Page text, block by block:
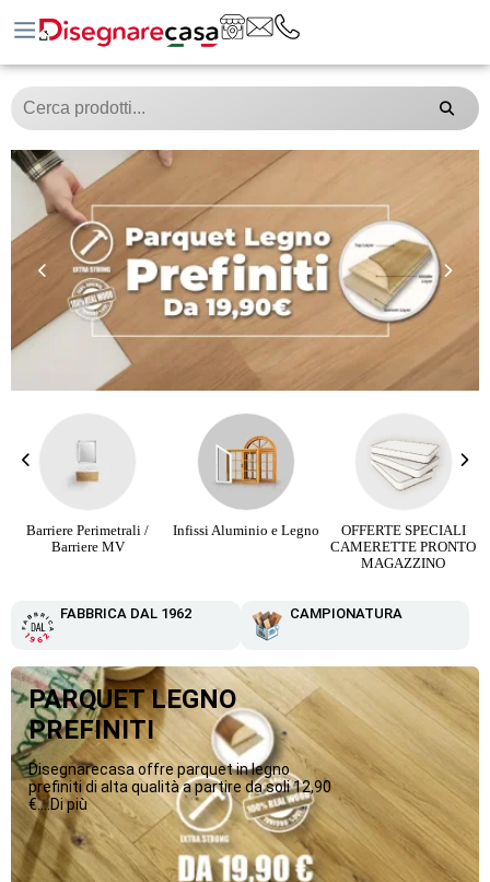
Barriere Perimetrali /
Barriere MV
Infissi Aluminio e Legno
OFFERTE SPECIALI
CAMERETTE PRONTO
MAGAZZINO
FABBRICA DAL 1962 CAMPIONATURA
PARQUET LEGNO
PREFINITI
Disegnarecasa offre parquet in legno
prefiniti di alta qualità a partire da soli 12,90
€....Di più